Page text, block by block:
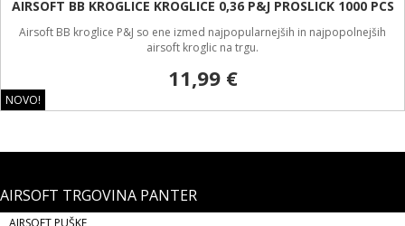
NOVO!
AIRSOFT BB KROGLICE KROGLICE 0,36 P&J PROSLICK 1000 PCS
Airsoft BB kroglice P&J so ene izmed najpopularnejših in najpopolnejših
airsoft kroglic na trgu.
11,99 €
AIRSOFT TRGOVINA PANTER
AIRSOFT PUŠKE